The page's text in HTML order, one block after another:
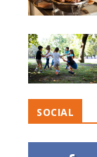
SOCIAL